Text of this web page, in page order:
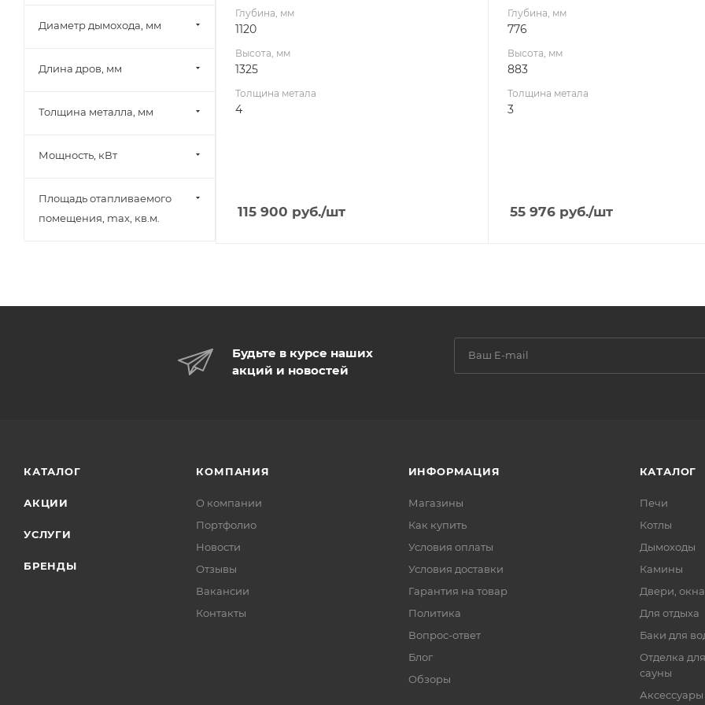
20
Глубина, мм
1120
Высота, мм
1325
Толщина метала
4
115 900 руб./шт
Глубина, мм
776
Высота, мм
883
Толщина метала
3
55 976 руб./шт
Диаметр дымохода, мм
Длина дров, мм
Толщина металла, мм
Мощность, кВт
Площадь отапливаемого
помещения, max, кв.м.
Будьте в курсе наших
акций и новостей
КАТАЛОГ
АКЦИИ
УСЛУГИ
БРЕНДЫ
КОМПАНИЯ
О компании
Портфолио
Новости
Отзывы
Вакансии
Контакты
ИНФОРМАЦИЯ
Магазины
Как купить
Условия оплаты
Условия доставки
Гарантия на товар
Политика
Вопрос-ответ
Блог
Обзоры
КАТАЛОГ
Печи
Котлы
Дымоходы
Камины
Двери,
Для отдыха
Баки для
Отделка
сауны